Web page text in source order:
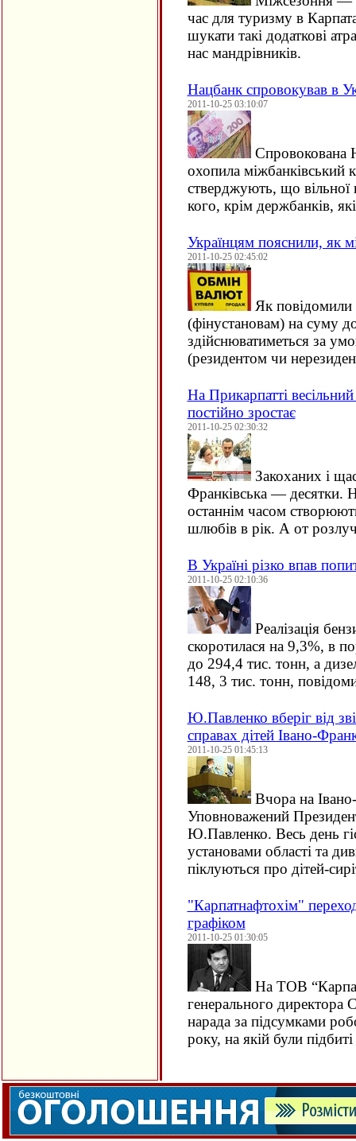
час для туризму в
шукати такі додаткові
нас мандрівників.
Нацбанк спровокував в
2011-10-25 03:10:07
Спровокована
охопила міжбанківський
стверджують, що вільної
кого, крім держбанків,
Українцям пояснили, як
2011-10-25 02:45:02
Як повідомили
(фінустановам) на суму
здійснюватиметься за
(резидентом чи
На Прикарпатті
постійно зростає
2011-10-25 02:30:32
Закоханих і
Франківська — десятки.
останнім часом
шлюбів в рік. А от
В Україні різко впав
2011-10-25 02:10:36
Реалізація
скоротилася на 9,3%, в
до 294,4 тис. тонн, а
148, 3 тис. тонн,
Ю.Павленко вберіг від
справах дітей Івано-
2011-10-25 01:45:13
Вчора на
Уповноважений
Ю.Павленко. Весь день
установами області та
піклуються про дітей-
"Карпатнафтохім"
графіком
2011-10-25 01:30:05
На ТОВ
генерального директора
нарада за підсумками
року, на якій були